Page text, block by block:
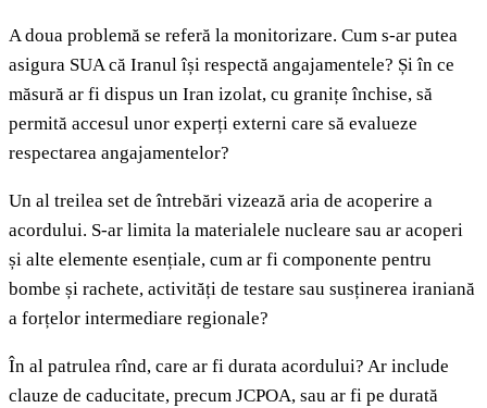
A doua problemă se referă la monitorizare. Cum s-ar putea
asigura SUA că Iranul își respectă angajamentele? Și în ce
măsură ar fi dispus un Iran izolat, cu granițe închise, să
permită accesul unor experți externi care să evalueze
respectarea angajamentelor?
Un al treilea set de întrebări vizează aria de acoperire a
acordului. S-ar limita la materialele nucleare sau ar acoperi
și alte elemente esențiale, cum ar fi componente pentru
bombe și rachete, activități de testare sau susținerea iraniană
a forțelor intermediare regionale?
În al patrulea rînd, care ar fi durata acordului? Ar include
clauze de caducitate, precum JCPOA, sau ar fi pe durată